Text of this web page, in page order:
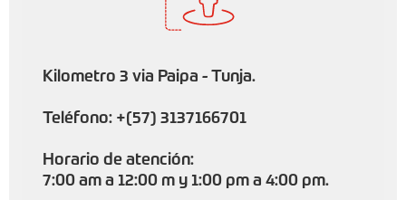
Kilometro 3 via Paipa - Tunja.
Teléfono: +(57) 3137166701
Horario de atención:
7:00 am a 12:00 m y 1:00 pm a 4:00 pm.